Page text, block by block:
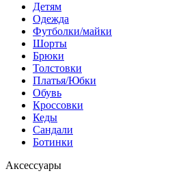
Детям
Одежда
Футболки/майки
Шорты
Брюки
Толстовки
Платья/Юбки
Обувь
Кроссовки
Кеды
Сандали
Ботинки
Аксессуары